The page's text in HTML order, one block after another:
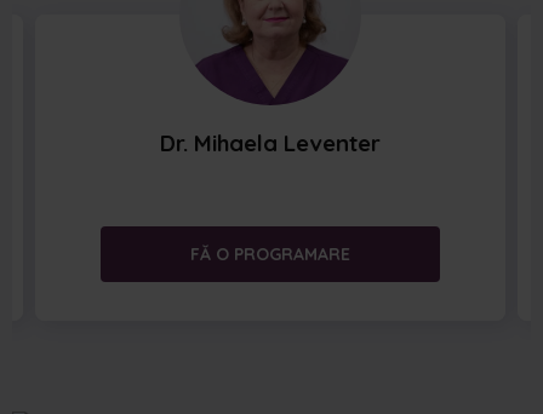
Dr. Mihaela Leventer
FĂ O PROGRAMARE